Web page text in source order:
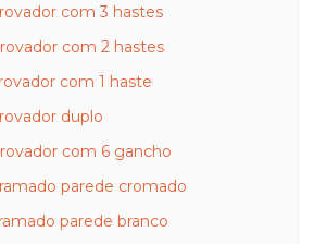
com 3 hastes
com 2 hastes
com 1 haste
duplo
com 6 gancho
parede cromado
parede branco